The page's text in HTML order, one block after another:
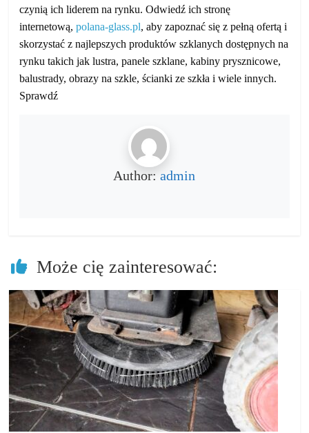
czynią ich liderem na rynku. Odwiedź ich stronę
internetową,polana-glass.pl, aby zapoznać się z pełną ofertą i
skorzystać z najlepszych produktów szklanych dostępnych na
rynku takich jak lustra, panele szklane, kabiny prysznicowe,
balustrady, obrazy na szkle, ścianki ze szkła i wiele innych.
Sprawdź
Author:admin
Może cię zainteresować: